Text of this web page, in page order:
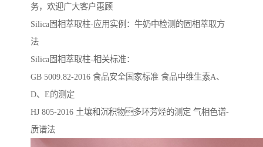
务，欢迎广大客户惠顾
Silica固相萃取柱-应用实例：牛奶中检测的固相萃取方
法
Silica固相萃取柱-相关标准：
GB 5009.82-2016 ⻝品安全国家标准 ⻝品中维⽣素A、
D、E的测定
HJ 805-2016 ⼟壤和沉积物多环芳烃的测定 ⽓相⾊谱-
质谱法